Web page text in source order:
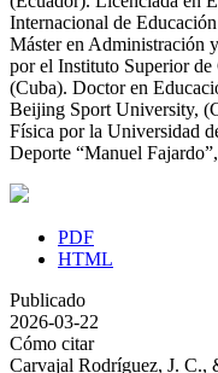
Internacional de
Máster en Administración
por el Instituto Superior
(Cuba). Doctor en
Beijing Sport University,
Física por la Universidad
Deporte “Manuel
PDF
HTML
Publicado
2026-03-22
Cómo citar
Carvajal Rodríguez, J. C.,